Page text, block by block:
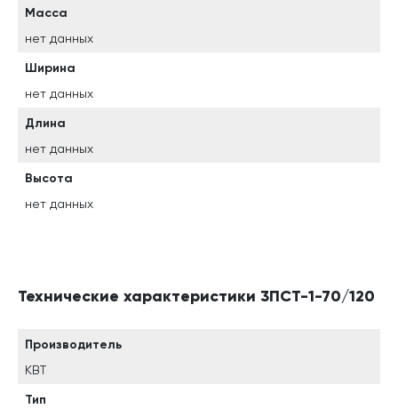
Масса
нет данных
Ширина
нет данных
Длина
нет данных
Высота
нет данных
Технические характеристики 3ПСТ-1-70/120
Производитель
КВТ
Тип